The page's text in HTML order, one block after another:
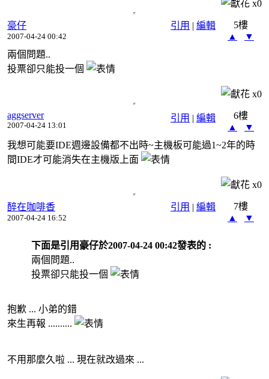
x0
引用 | 編輯
豪仔
2007-04-24 00:42
5樓
▲
▼
兩個問題..
投票卻只能投一個
x0
引用 | 編輯
aggserver
2007-04-24 13:01
6樓
▲
▼
我想可能要IDE週邊設備都不出時~主機板可能過1~2年的時
間IDE才可能消失在主機版上面
x0
引用 | 編輯
醉在咖啡香
2007-04-24 16:52
7樓
▲
▼
下面是引用豪仔於2007-04-24 00:42發表的 :
兩個問題..
投票卻只能投一個
抱歉 ... 小弟的錯
來生再報 ..........
不用那麼久啦 ... 現在就改過來 ...